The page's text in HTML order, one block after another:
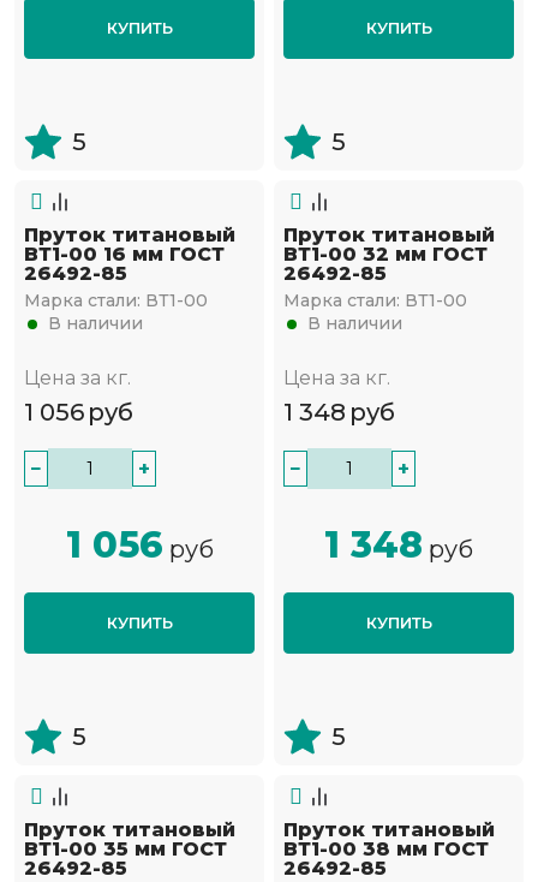
КУПИТЬ
5
КУПИТЬ
5
Пруток титановый
ВТ1-00 16 мм ГОСТ
26492-85
Марка стали: ВТ1-00
В наличии
Цена за кг.
1 056 руб
− +
1 056 руб
КУПИТЬ
5
Пруток титановый
ВТ1-00 32 мм ГОСТ
26492-85
Марка стали: ВТ1-00
В наличии
Цена за кг.
1 348 руб
− +
1 348 руб
КУПИТЬ
5
Пруток титановый
ВТ1-00 35 мм ГОСТ
26492-85
Пруток титановый
ВТ1-00 38 мм ГОСТ
26492-85